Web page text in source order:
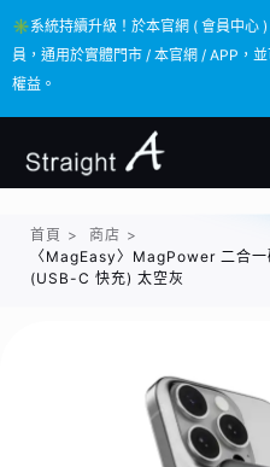
✳️系統持續升級！於本官網 ( 會員中心
員，通用於實體門市 / 本官網 / APP，
權益。
✳️系統持續升級！於本官網 ( 會員中心
員，通用於實體門市 / 本官網 / APP，
權益。
首頁 > 商店 >
〈MagEasy〉MagPower 二合
(USB-C 快充) 太空灰